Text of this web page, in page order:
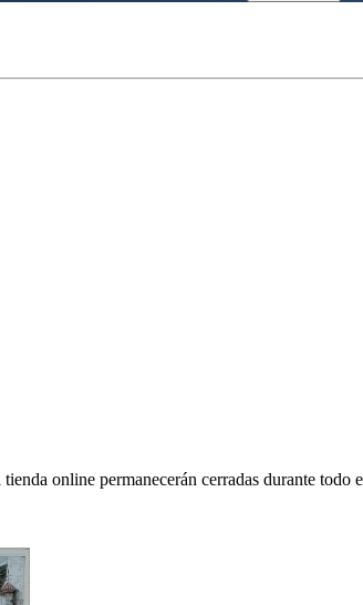
online permanecerán cerradas durante